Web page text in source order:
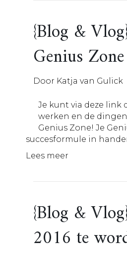
{Blog &
Genius Zone
Door Katja van Gulick
Je kunt via deze link
werken en de
Genius Zone! Je
succesformule in
Lees meer
{Blog &
2016 te